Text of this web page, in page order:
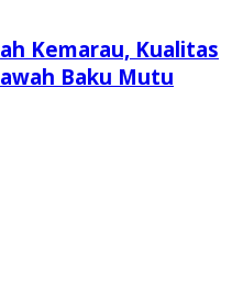
Kemarau, Kualitas
Baku Mutu